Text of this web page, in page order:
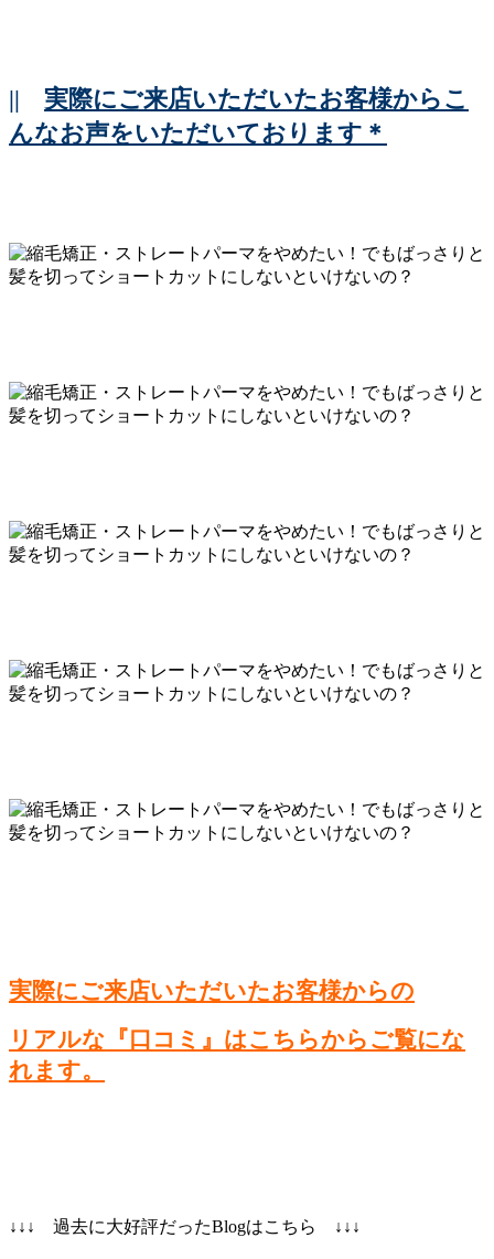
|| 実際にご来店いただいたお客様からこ
んなお声をいただいております＊
実際にご来店いただいたお客様からの
リアルな『口コミ』はこちらからご覧にな
れます。
↓↓↓ 過去に大好評だったBlogはこちら ↓↓↓